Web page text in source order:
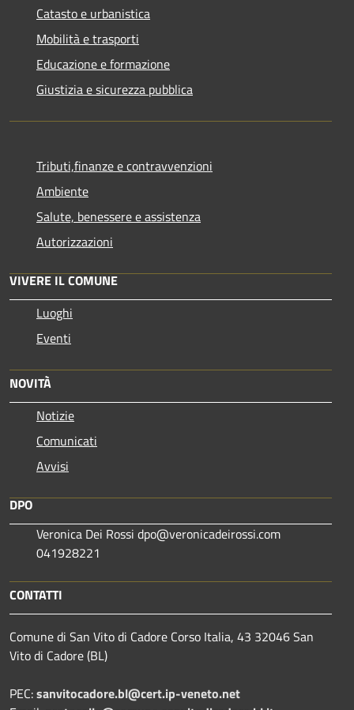
Catasto e urbanistica
Mobilità e trasporti
Educazione e formazione
Giustizia e sicurezza pubblica
Tributi,finanze e contravvenzioni
Ambiente
Salute, benessere e assistenza
Autorizzazioni
VIVERE IL COMUNE
Luoghi
Eventi
NOVITÀ
Notizie
Comunicati
Avvisi
DPO
Veronica Dei Rossi dpo@veronicadeirossi.com
041928221
CONTATTI
Comune di San Vito di Cadore Corso Italia, 43 32046 San
Vito di Cadore (BL)
PEC:sanvitocadore.bl@cert.ip-veneto.net